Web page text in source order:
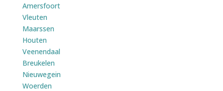
Amersfoort
Vleuten
Maarssen
Houten
Veenendaal
Breukelen
Nieuwegein
Woerden